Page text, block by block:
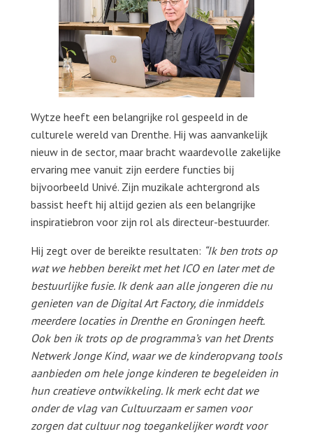
Wytze heeft een belangrijke rol gespeeld in de
culturele wereld van Drenthe. Hij was aanvankelijk
nieuw in de sector, maar bracht waardevolle zakelijke
ervaring mee vanuit zijn eerdere functies bij
bijvoorbeeld Univé. Zijn muzikale achtergrond als
bassist heeft hij altijd gezien als een belangrijke
inspiratiebron voor zijn rol als directeur-bestuurder.
Hij zegt over de bereikte resultaten: “Ik ben trots op
wat we hebben bereikt met het ICO en later met de
bestuurlijke fusie. Ik denk aan alle jongeren die nu
genieten van de Digital Art Factory, die inmiddels
meerdere locaties in Drenthe en Groningen heeft.
Ook ben ik trots op de programma’s van het Drents
Netwerk Jonge Kind, waar we de kinderopvang tools
aanbieden om hele jonge kinderen te begeleiden in
hun creatieve ontwikkeling. Ik merk echt dat we
onder de vlag van Cultuurzaam er samen voor
zorgen dat cultuur nog toegankelijker wordt voor